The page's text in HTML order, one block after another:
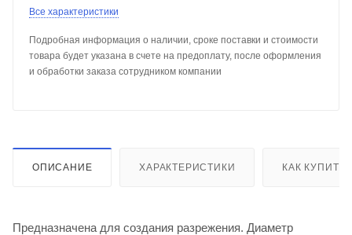
Все характеристики
Подробная информация о наличии, сроке поставки и стоимости
товара будет указана в счете на предоплату, после оформления
и обработки заказа сотрудником компании
ОПИСАНИЕ ХАРАКТЕРИСТИКИ КАК КУПИТЬ
Предназначена для создания разрежения. Диаметр